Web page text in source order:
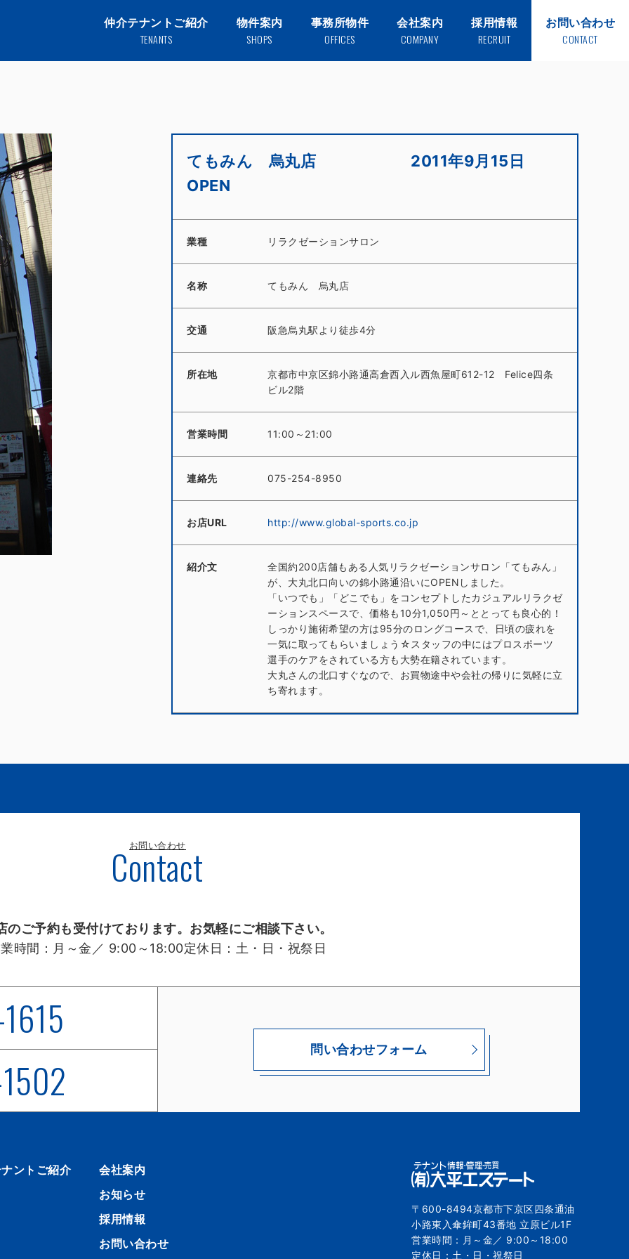
仲介テナントご紹介
TENANTS
物件案内
SHOPS
事務所物件
OFFICES
会社案内
COMPANY
採用情報
RECRUIT
お問い合わせ
CONTACT
てもみん 烏丸店 2011年9月15日
OPEN
業種 リラクゼーションサロン
名称 てもみん 烏丸店
交通 阪急烏丸駅より徒歩4分
所在地
京都市中京区錦小路通高倉西入ル西魚屋町612-12 Felice四条
ビル2階
営業時間 11:00～21:00
連絡先 075-254-8950
お店URL http://www.global-sports.co.jp
紹介文
全国約200店舗もある人気リラクゼーションサロン「てもみん」
が、大丸北口向いの錦小路通沿いにOPENしました。
「いつでも」「どこでも」をコンセプトしたカジュアルリラクゼ
ーションスペースで、価格も10分1,050円～ととっても良心的！
しっかり施術希望の方は95分のロングコースで、日頃の疲れを
一気に取ってもらいましょう☆スタッフの中にはプロスポーツ
選手のケアをされている方も大勢在籍されています。
大丸さんの北口すぐなので、お買物途中や会社の帰りに気軽に立
ち寄れます。
お問い合わせ
Contact
のご予約も受付けております。お気軽にご相談下さい。
時間： 月～金／ 9:00～18:00定休日： 土・日・祝祭日
問い合わせフォーム
ントご紹介
会社案内
お知らせ
採用情報
お問い合わせ
〒600-8494京都市下京区四条通油
小路東入傘鉾町43番地 立原ビル1F
営業時間：月～金／ 9:00～18:00
定休日：土・日・祝祭日